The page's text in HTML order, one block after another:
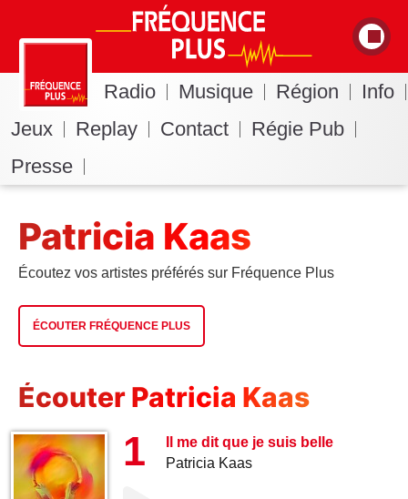
Radio Musique Région
Info
Jeux
Replay Contact
Régie Pub
Presse
Patricia Kaas
Écoutez vos artistes préférés sur Fréquence Plus
ÉCOUTER FRÉQUENCE PLUS
Écouter Patricia Kaas
1
Il me dit que je suis belle
Patricia Kaas